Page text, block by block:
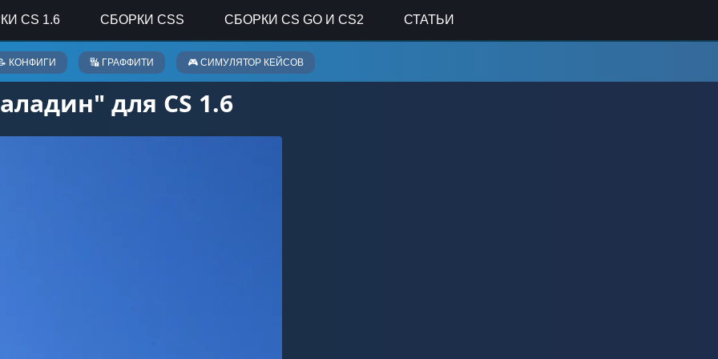
CS 1.6 СБОРКИ CSS СБОРКИ CS GO И CS2 СТАТЬИ
КОНФИГИ 🔣 ГРАФФИТИ 🎮 СИМУЛЯТОР КЕЙСОВ
для CS 1.6